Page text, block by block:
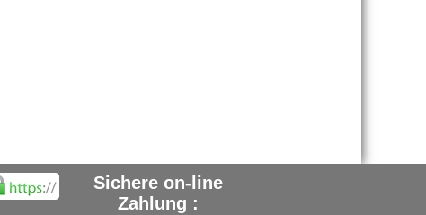
Sichere on-line
Zahlung :